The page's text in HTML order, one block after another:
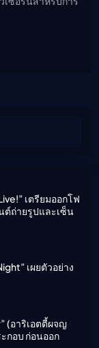
เตรียมออกโฟ
ต์ถ่ายรูปและเซ็น
เผยตัวอย่าง
(อาริเอตตี้ผจญ
กอบ ก่อนออก